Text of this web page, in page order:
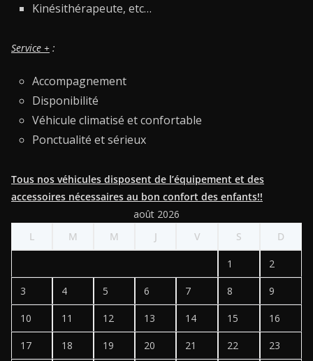
Kinésithérapeute, etc…
Service + :
Accompagnement
Disponibilité
Véhicule climatisé et confortable
Ponctualité et sérieux
Tous nos véhicules disposent de l’équipement et des
accessoires nécessaires au bon confort des enfants!!
août 2026
L
M M J V S D
1 2
3 4 5 6 7 8 9
10 11 12 13 14 15 16
17 18 19 20 21 22 23